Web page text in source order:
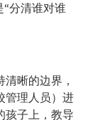
“分清谁对谁
晰的边界，
管理人员）进
孩子上，教导